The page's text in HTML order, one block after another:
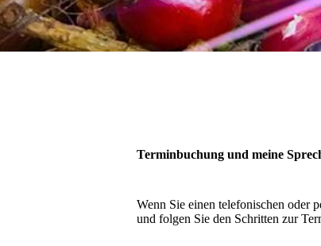
Terminbuchung und meine
Wenn Sie einen telefonischen oder
und folgen Sie den Schritten zur